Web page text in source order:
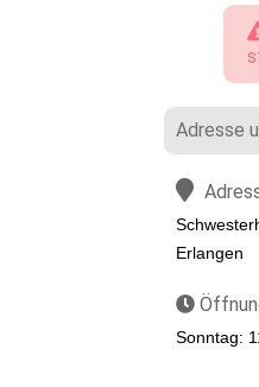
Adresse
Erlangen
Sonntag: